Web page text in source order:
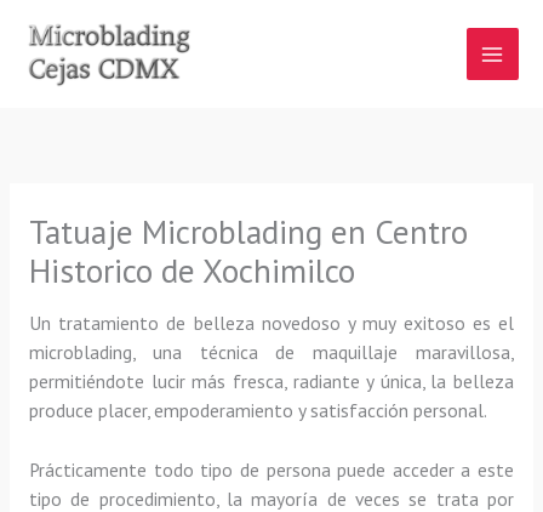
contenido
Tatuaje Microblading en Centro
Historico de Xochimilco
Un tratamiento de belleza novedoso y muy exitoso es el
microblading, una técnica de maquillaje maravillosa,
permitiéndote lucir más fresca, radiante y única, la belleza
produce placer, empoderamiento y satisfacción personal.
Prácticamente todo tipo de persona puede acceder a este
tipo de procedimiento, la mayoría de veces se trata por